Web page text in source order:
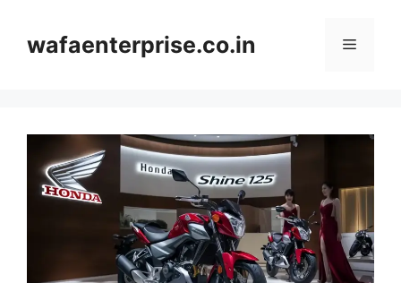
contentwafaenterprise.co.in Menu